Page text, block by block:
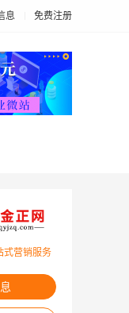
息 免费注册
式营销服务